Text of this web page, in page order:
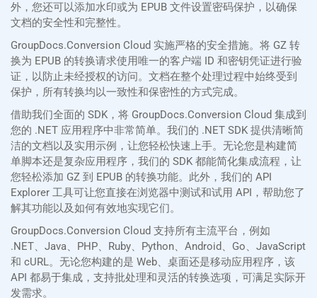
外，您还可以添加水印或为 EPUB 文件设置密码保护，以确保
文档的安全性和完整性。
GroupDocs.Conversion Cloud 实施严格的安全措施。将 GZ 转
换为 EPUB 的转换请求使用唯一的客户端 ID 和密钥凭证进行验
证，以防止未经授权的访问。文档在整个处理过程中始终受到
保护，所有转换均以一致性和保密性的方式完成。
借助我们全面的 SDK，将 GroupDocs.Conversion Cloud 集成到
您的 .NET 应用程序中非常简单。我们的 .NET SDK 提供清晰简
洁的文档以及实用示例，让您轻松快速上手。无论您是构建简
单脚本还是复杂应用程序，我们的 SDK 都能简化集成流程，让
您轻松添加 GZ 到 EPUB 的转换功能。此外，我们的 API
Explorer 工具可让您直接在浏览器中测试和试用 API，帮助您了
解其功能以及如何有效地实现它们。
GroupDocs.Conversion Cloud 支持所有主流平台，例如
.NET、Java、PHP、Ruby、Python、Android、Go、JavaScript
和 cURL。无论您构建的是 Web、桌面还是移动应用程序，该
API 都易于集成，支持批处理和灵活的转换选项，可满足实际开
发需求。